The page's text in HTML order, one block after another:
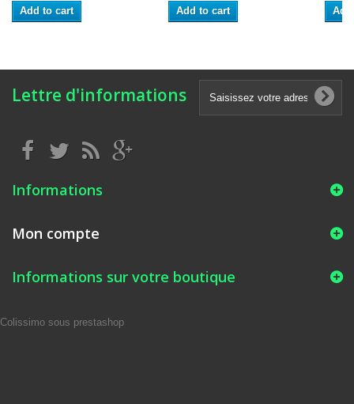
Add to cart Add to cart
Lettre d'informations
Informations
Mon compte
Informations sur votre boutique
Colissimo sous prestashop